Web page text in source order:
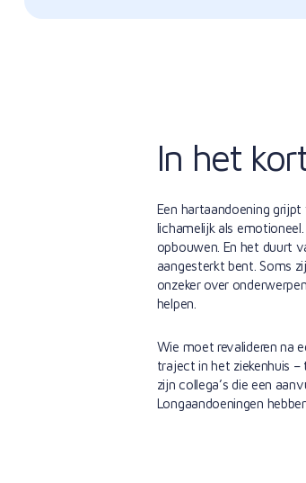
In het
Een hartaandoening
lichamelijk als
opbouwen. En het duurt
aangesterkt bent. Soms
onzeker over
helpen.
Wie moet revalideren na
traject in het ziekenhuis
zijn collega’s die een
Longaandoeningen